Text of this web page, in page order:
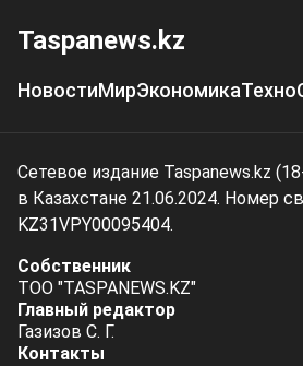
Taspanews.kz
НовостиМирЭкономикаТехно
Сетевое издание Taspanews.kz
в Казахстане 21.06.2024. Номер
KZ31VPY00095404.
Собственник
ТОО "TASPANEWS.KZ"
Главный редактор
Газизов С. Г.
Контакты